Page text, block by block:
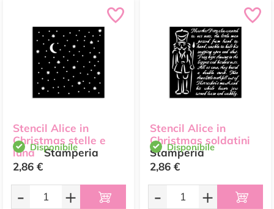
Stencil Alice in
Christmas stelle e
luna Stamperia
Disponibile
2,86 €
- +
Stencil Alice in
Christmas soldatini
Stamperia
Disponibile
2,86 €
- +